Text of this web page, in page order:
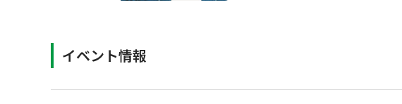
イベント情報